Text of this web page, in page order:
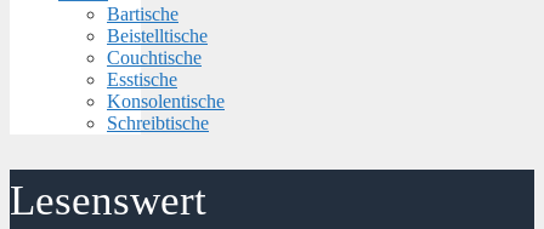
Bartische
Beistelltische
Couchtische
Esstische
Konsolentische
Schreibtische
Lesenswert